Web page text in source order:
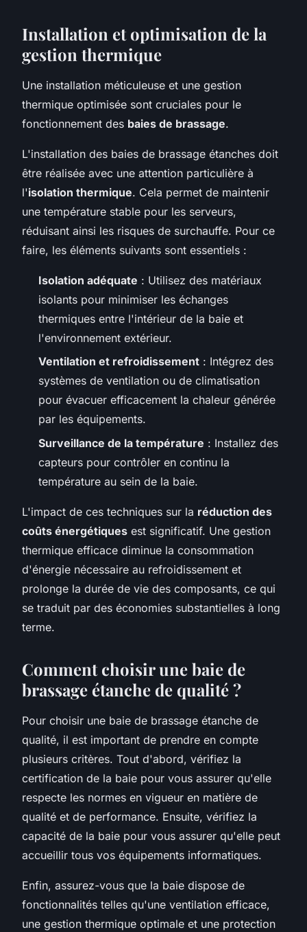
Installation et optimisation de la
gestion thermique
Une installation méticuleuse et une gestion
thermique optimisée sont cruciales pour le
fonctionnement des baies de brassage.
L'installation des baies de brassage étanches doit
être réalisée avec une attention particulière à
l'isolation thermique. Cela permet de maintenir
une température stable pour les serveurs,
réduisant ainsi les risques de surchauffe. Pour ce
faire, les éléments suivants sont essentiels :
Isolation adéquate : Utilisez des matériaux
isolants pour minimiser les échanges
thermiques entre l'intérieur de la baie et
l'environnement extérieur.
Ventilation et refroidissement : Intégrez des
systèmes de ventilation ou de climatisation
pour évacuer efficacement la chaleur générée
par les équipements.
Surveillance de la température : Installez des
capteurs pour contrôler en continu la
température au sein de la baie.
L'impact de ces techniques sur la réduction des
coûts énergétiques est significatif. Une gestion
thermique efficace diminue la consommation
d'énergie nécessaire au refroidissement et
prolonge la durée de vie des composants, ce qui
se traduit par des économies substantielles à long
terme.
Comment choisir une baie de
brassage étanche de qualité ?
Pour choisir une baie de brassage étanche de
qualité, il est important de prendre en compte
plusieurs critères. Tout d'abord, vérifiez la
certification de la baie pour vous assurer qu'elle
respecte les normes en vigueur en matière de
qualité et de performance. Ensuite, vérifiez la
capacité de la baie pour vous assurer qu'elle peut
accueillir tous vos équipements informatiques.
Enfin, assurez-vous que la baie dispose de
fonctionnalités telles qu'une ventilation efficace,
une gestion thermique optimale et une protection